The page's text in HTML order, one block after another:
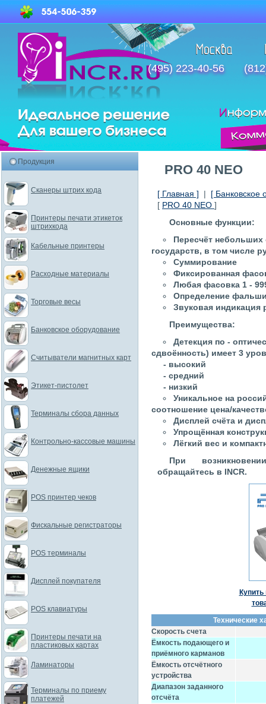
(495) 223-40-56
PRO 40 NEO
[ Главная ] | [ Банковское
[ PRO 40 NEO ]
Основные функции:
Пересчёт
государств, в том числе
Суммирование
Фиксированная
Любая фасовка 1 -
Определение
Звуковая
Преимущества:
Детекция по -
сдвоённость) имеет 3
- высокий
- средний
- низкий
Уникальное на
соотношение цена/
Дисплей счёта и
Упрощённая
Лёгкий вес и
При
обращайтесь в INCR.
Технические
Скорость счета
Ёмкость подающего и
приёмного карманов
Ёмкость отсчётного
устройства
Диапазон заданного
отсчёта
Продукция
Сканеры штрих кода
Принтеры печати этикеток
штрихкода
Кабельные принтеры
Расходные материалы
Торговые весы
Банковское оборудование
Считыватели магнитных карт
Этикет-пистолет
Терминалы сбора данных
Контрольно-кассовые машины
Денежные ящики
POS принтер чеков
Фискальные регистраторы
POS терминалы
Дисплей покупателя
POS клавиатуры
Принтеры печати на
пластиковых картах
Ламинаторы
Терминалы по приему
платежей